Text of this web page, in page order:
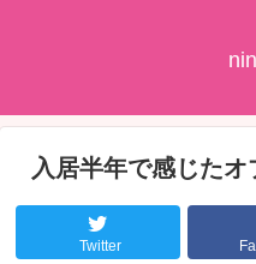
入居半年で感じた
Twitter